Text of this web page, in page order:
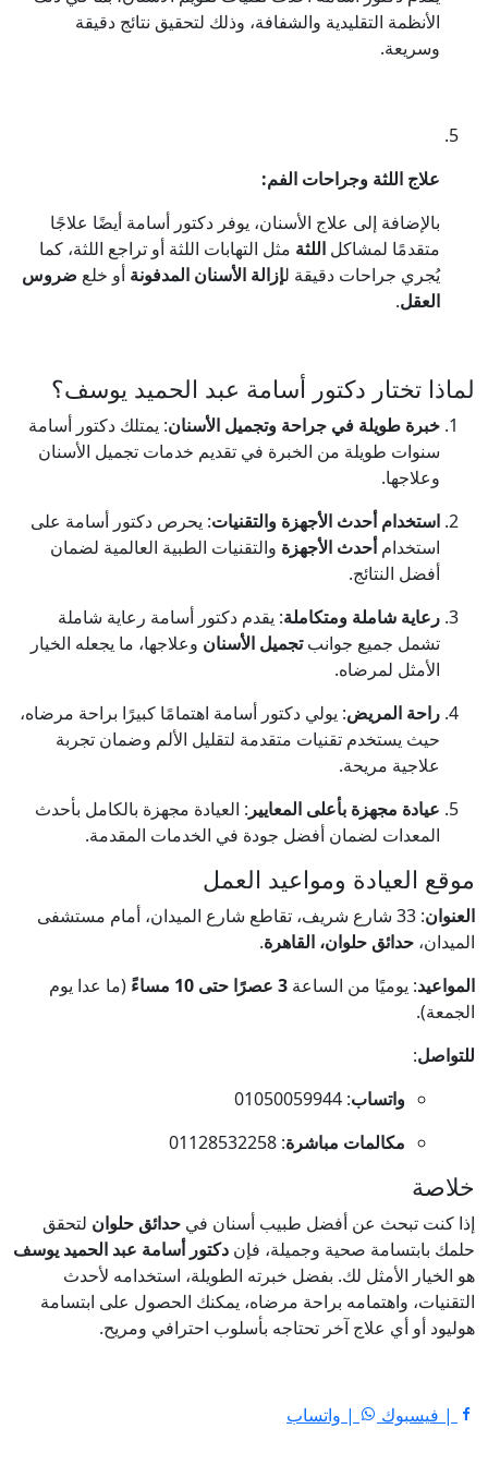
الأنظمة التقليدية والشفافة، وذلك لتحقيق نتائج دقيقة
وسريعة.
علاج اللثة وجراحات الفم:
بالإضافة إلى علاج الأسنان، يوفر دكتور أسامة أيضًا علاجًا
متقدمًا لمشاكل اللثة مثل التهابات اللثة أو تراجع اللثة، كما
يُجري جراحات دقيقة لإزالة الأسنان المدفونة أو خلع ضروس
العقل.
لماذا تختار دكتور أسامة عبد الحميد يوسف؟
خبرة طويلة في جراحة وتجميل الأسنان: يمتلك دكتور أسامة
سنوات طويلة من الخبرة في تقديم خدمات تجميل الأسنان
وعلاجها.
استخدام أحدث الأجهزة والتقنيات: يحرص دكتور أسامة على
استخدامأحدث الأجهزة والتقنيات الطبية العالمية لضمان
أفضل النتائج.
رعاية شاملة ومتكاملة: يقدم دكتور أسامة رعاية شاملة
تشمل جميع جوانبتجميل الأسنان وعلاجها، ما يجعله الخيار
الأمثل لمرضاه.
راحة المريض: يولي دكتور أسامة اهتمامًا كبيرًا براحة مرضاه،
حيث يستخدم تقنيات متقدمة لتقليل الألم وضمان تجربة
علاجية مريحة.
عيادة مجهزة بأعلى المعايير : العيادة مجهزة بالكامل بأحدث
المعدات لضمان أفضل جودة في الخدمات المقدمة.
موقع العيادة ومواعيد العمل
العنوان
: 33 شارع شريف، تقاطع شارع الميدان، أمام مستشفى
الميدان، حدائق حلوان، القاهرة.
المواعيد: يوميًا من الساعة 3 عصرًا حتى 10 مساءً
(ما عدا يوم
الجمعة).
للتواصل:
واتساب: 01050059944
مكالمات مباشرة: 01128532258
خلاصة
إذا كنت تبحث عن أفضل طبيب أسنان في حدائق حلوان لتحقق
حلمك بابتسامة صحية وجميلة، فإن دكتور أسامة عبد الحميد يوسف
هو الخيار الأمثل لك. بفضل خبرته الطويلة، استخدامه لأحدث
التقنيات، واهتمامه براحة مرضاه، يمكنك الحصول على ابتسامة
هوليود أو أي علاج آخر تحتاجه بأسلوب احترافي ومريح.
| فيسبوك | واتساب